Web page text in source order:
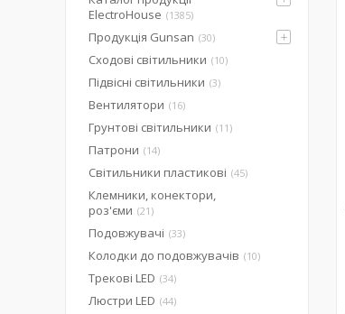
ElectroHouse
1385
Продукція Gunsan 30
Сходові світильники 10
Підвісні світильники 3
Вентилятори 16
Грунтові світильники 11
Патрони 14
Світильники пластикові 45
Клемники, конектори,
роз'єми 21
Подовжувачі 33
Колодки до подовжувачів 10
Трекові LED 34
Люстри LED 44